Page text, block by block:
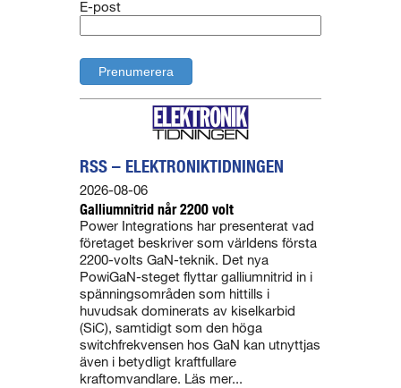
E-post
RSS – ELEKTRONIKTIDNINGEN
Galliumnitrid når 2200 volt
2026-08-06
Power Integrations har presenterat vad
företaget beskriver som världens första
2200-volts GaN-teknik. Det nya
PowiGaN-steget flyttar galliumnitrid in i
spänningsområden som hittills i
huvudsak dominerats av kiselkarbid
(SiC), samtidigt som den höga
switchfrekvensen hos GaN kan utnyttjas
även i betydligt kraftfullare
kraftomvandlare. Läs mer...